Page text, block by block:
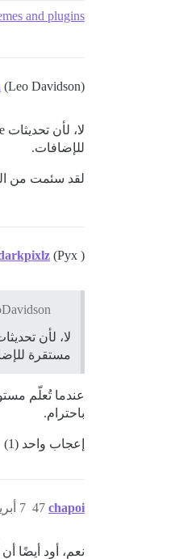
and plugins
(Leo Davidson)
للإضافات.
لقد سئمت من
(Pyx )
مستقرة
باحترام.
إعجاب واحد (1)
chapoi 7 أبريل 2026، 2:20م 47
نعم، أود أيضًا